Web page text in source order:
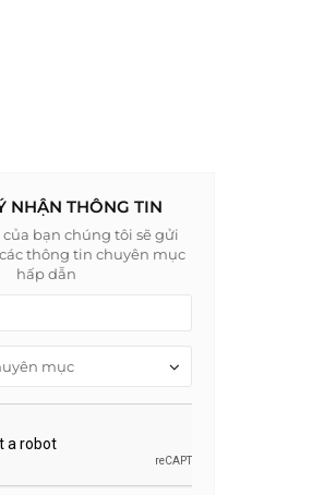
NHẬN THÔNG TIN
bạn chúng tôi sẽ gửi
thông tin chuyên mục
hấp dẫn
mục